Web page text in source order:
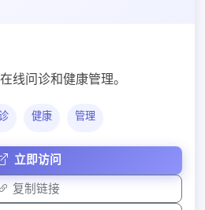
线问诊和健康管理。
健康 管理
立即访问
复制链接